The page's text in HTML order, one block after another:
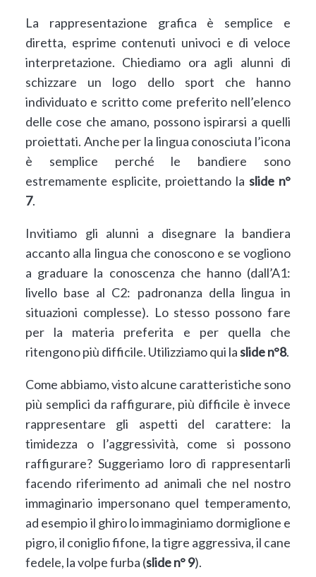
La rappresentazione grafica è semplice e
diretta, esprime contenuti univoci e di veloce
interpretazione. Chiediamo ora agli alunni di
schizzare un logo dello sport che hanno
individuato e scritto come preferito nell’elenco
delle cose che amano, possono ispirarsi a quelli
proiettati. Anche per la lingua conosciuta l’icona
è semplice perché le bandiere sono
estremamente esplicite, proiettando la slide n°
7.
Invitiamo gli alunni a disegnare la bandiera
accanto alla lingua che conoscono e se vogliono
a graduare la conoscenza che hanno (dall’A1:
livello base al C2: padronanza della lingua in
situazioni complesse). Lo stesso possono fare
per la materia preferita e per quella che
ritengono più difficile. Utilizziamo qui laslide n°8.
Come abbiamo, visto alcune caratteristiche sono
più semplici da raffigurare, più difficile è invece
rappresentare gli aspetti del carattere: la
timidezza o l’aggressività, come si possono
raffigurare? Suggeriamo loro di rappresentarli
facendo riferimento ad animali che nel nostro
immaginario impersonano quel temperamento,
ad esempio il ghiro lo immaginiamo dormiglione e
pigro, il coniglio fifone, la tigre aggressiva, il cane
fedele, la volpe furba (slide n° 9).